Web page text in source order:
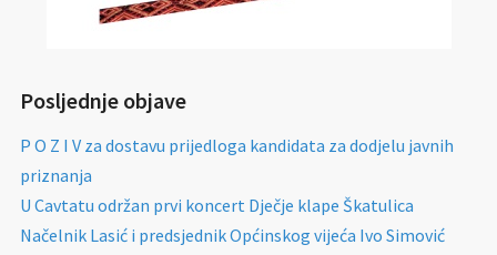
Posljednje objave
P O Z I V za dostavu prijedloga kandidata za dodjelu javnih
priznanja
U Cavtatu održan prvi koncert Dječje klape Škatulica
Načelnik Lasić i predsjednik Općinskog vijeća Ivo Simović